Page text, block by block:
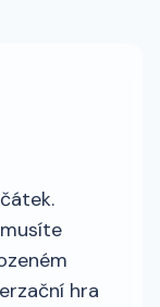
hra